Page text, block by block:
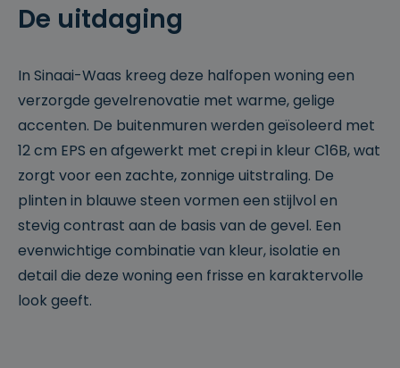
De uitdaging
In Sinaai-Waas kreeg deze halfopen woning een
verzorgde gevelrenovatie met warme, gelige
accenten. De buitenmuren werden geïsoleerd met
12 cm EPS en afgewerkt met crepi in kleur C16B, wat
zorgt voor een zachte, zonnige uitstraling. De
plinten in blauwe steen vormen een stijlvol en
stevig contrast aan de basis van de gevel. Een
evenwichtige combinatie van kleur, isolatie en
detail die deze woning een frisse en karaktervolle
look geeft.